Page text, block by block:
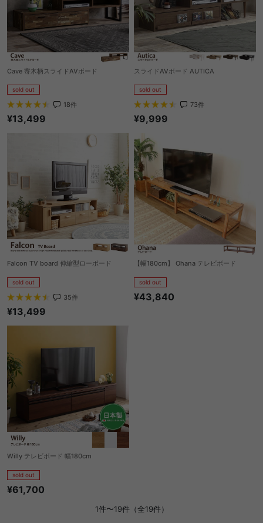
Cave 寄木柄スライドAVボード
sold out
18件
¥13,499
スライドAVボード AUTICA
sold out
73件
¥9,999
Falcon TV board 伸縮型ローボード
sold out
35件
¥13,499
【幅180cm】 Ohana テレビボード
sold out
¥43,840
Willy テレビボード 幅180cm
sold out
¥61,700
1件〜19件（全19件）